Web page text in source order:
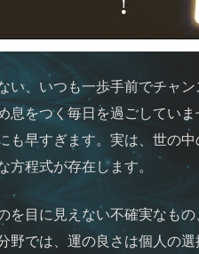
い、いつも一歩手前でチャ
息をつく毎日を過ごしてい
も早すぎます。実は、世の
程式が存在します。
を目に見えない不確実なも
野では、運の良さは個人の